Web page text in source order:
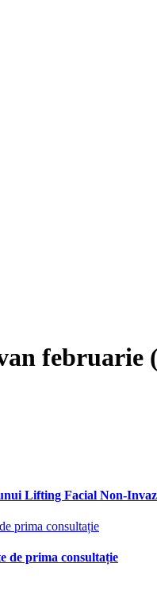
februarie
Lifting Facial Non-
de prima consultație